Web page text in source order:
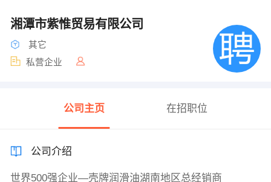
湘潭市紫惟贸易有限公司
其它
私营企业
公司主页 在招职位
公司介绍
世界500强企业—壳牌润滑油湖南地区总经销商